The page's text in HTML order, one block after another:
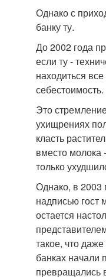
Однако с
банку ту.
До 2002 года
если ту -
находиться
себестоимость.
Это
ухищрениях
класть
вместо молока
только
Однако, в 2003
надписью гост
остается
такое, что
банках начали
превращались